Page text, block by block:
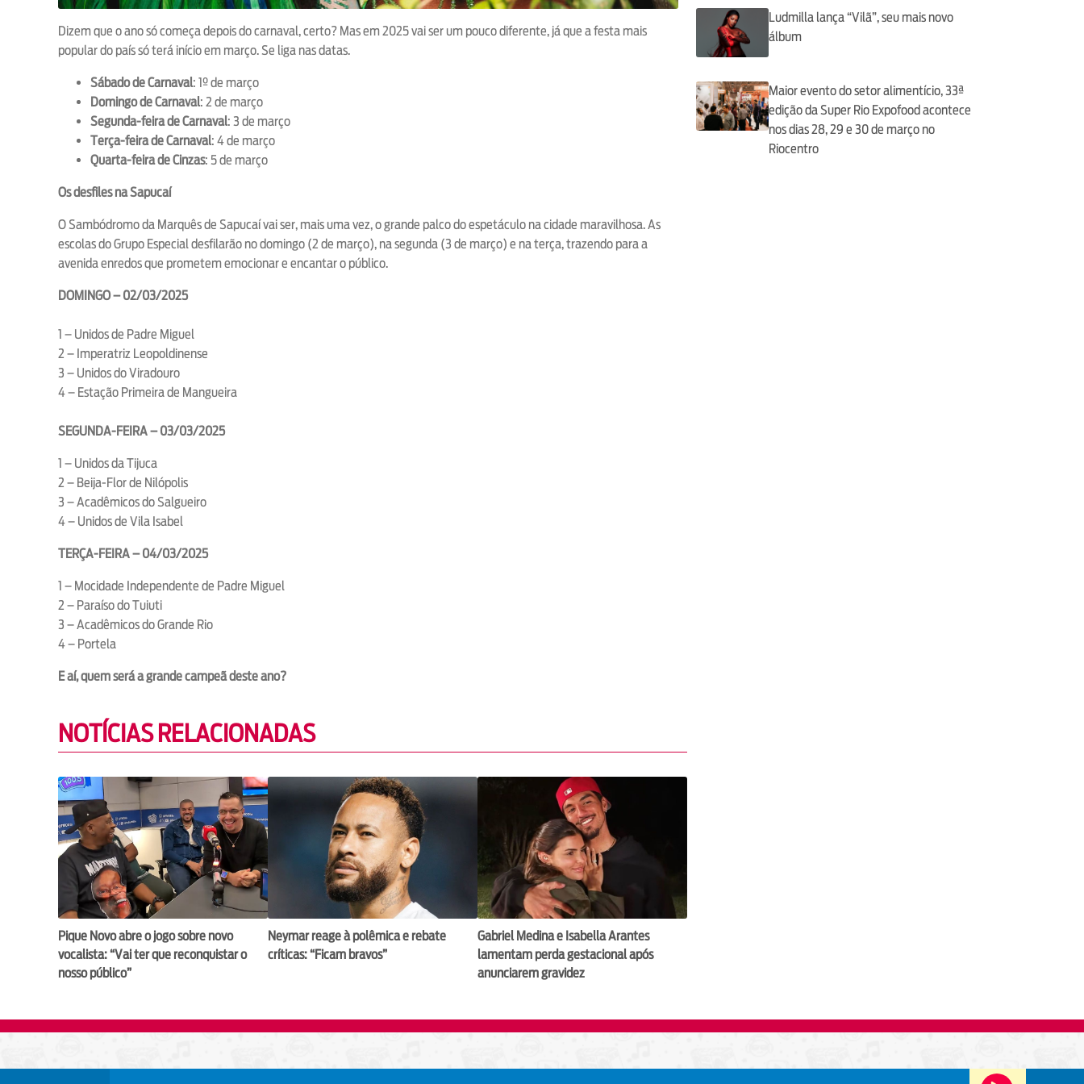
Dizem que o ano só começa depois do carnaval, certo? Mas em 2025 vai ser um pouco diferente, já que a festa mais
popular do país só terá início em março. Se liga nas datas.
Sábado de Carnaval: 1º de março
Domingo de Carnaval: 2 de março
Segunda-feira de Carnaval: 3 de março
Terça-feira de Carnaval: 4 de março
Quarta-feira de Cinzas: 5 de março
Os desfiles na Sapucaí
O Sambódromo da Marquês de Sapucaí vai ser, mais uma vez, o grande palco do espetáculo na cidade maravilhosa. As
escolas do Grupo Especial desfilarão no domingo (2 de março), na segunda (3 de março) e na terça, trazendo para a
avenida enredos que prometem emocionar e encantar o público.
DOMINGO – 02/03/2025
1 – Unidos de Padre Miguel
2 – Imperatriz Leopoldinense
3 – Unidos do Viradouro
4 – Estação Primeira de Mangueira
SEGUNDA-FEIRA – 03/03/2025
1 – Unidos da Tijuca
2 – Beija-Flor de Nilópolis
3 – Acadêmicos do Salgueiro
4 – Unidos de Vila Isabel
TERÇA-FEIRA – 04/03/2025
1 – Mocidade Independente de Padre Miguel
2 – Paraíso do Tuiuti
3 – Acadêmicos do Grande Rio
4 – Portela
E aí, quem será a grande campeã deste ano?
NOTÍCIAS RELACIONADAS
Pique Novo abre o jogo sobre novo
vocalista: “Vai ter que reconquistar o
nosso público”
Neymar reage à polêmica e rebate
críticas: “Ficam bravos”
Gabriel Medina e Isabella Arantes
lamentam perda gestacional após
anunciarem gravidez
Ludmilla lança “Vilã”, seu mais novo
álbum
Maior evento do setor alimentício, 33ª
edição da Super Rio Expofood acontece
nos dias 28, 29 e 30 de março no
Riocentro